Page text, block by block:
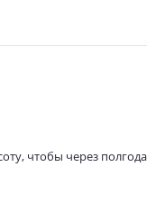
чтобы через полгода